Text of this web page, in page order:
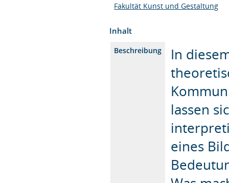
Fakultät Kunst und Gestaltung
Inhalt
Beschreibung
In
lassen
eines